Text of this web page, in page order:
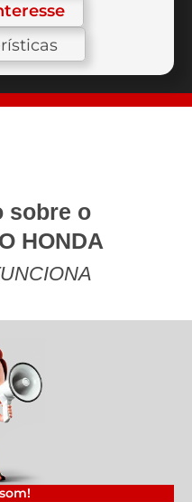
Sistema Partida
/ 296 mm
sobre o
HONDA